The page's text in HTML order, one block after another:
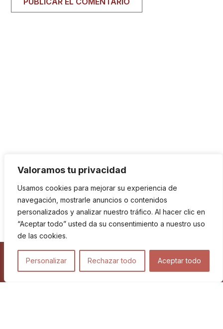
Valoramos tu privacidad
Usamos cookies para mejorar su experiencia de
navegación, mostrarle anuncios o contenidos
personalizados y analizar nuestro tráfico. Al hacer clic en
“Aceptar todo” usted da su consentimiento a nuestro uso
de las cookies.
Personalizar Rechazar todo Aceptar todo